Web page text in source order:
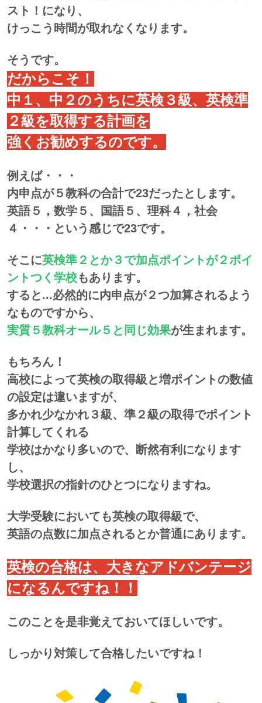
スト！になり、
けっこう時間が取れなくなります。
そうです。
だからこそ！
中１、中２のうちに英検３級、英検準
２級を取得する計画を
強くお勧めするのです。
例えば・・・
内申点が５教科の合計で23だったとします。
英語５，数学５、国語５、理科４，社会
４・・・という感じで23です。
そこに英検準２とか３で加点ポイントが２ポイ
ントつく学校もあります。
すると...必然的に内申点が２つ加算されるよう
なものですから、
実質５教科オール５と同じ効果が生まれます。
もちろん！
高校によって英検の取得級と増ポイントの数値
の設定は違いますが、
多かれ少なかれ３級、準２級の取得でポイント
計算してくれる
学校はかなり多いので、
断然有利になります
し、
学校選択の指針のひとつになりますね。
大学受験においても英検の取得級で、
英語の点数に加点されるとか普通にあります。
英検の合格は、大きなアドバンテージ
になるんですね！！
このことを是非覚えておいてほしいです。
しっかり対策して合格したいですね！